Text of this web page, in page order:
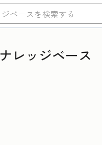
ナレッジベース